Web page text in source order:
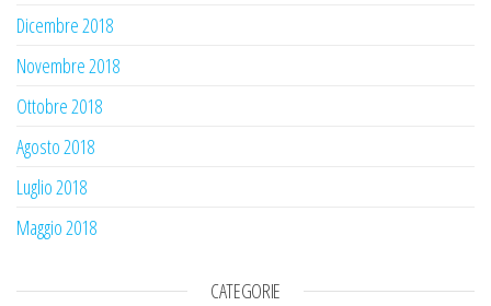
Dicembre 2018
Novembre 2018
Ottobre 2018
Agosto 2018
Luglio 2018
Maggio 2018
CATEGORIE